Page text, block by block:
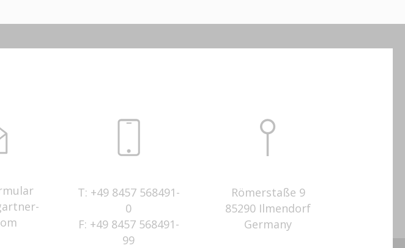
T: +49 8457 568491-
0
F: +49 8457 568491-
99
Römerstaße 9
85290 Ilmendorf
Germany